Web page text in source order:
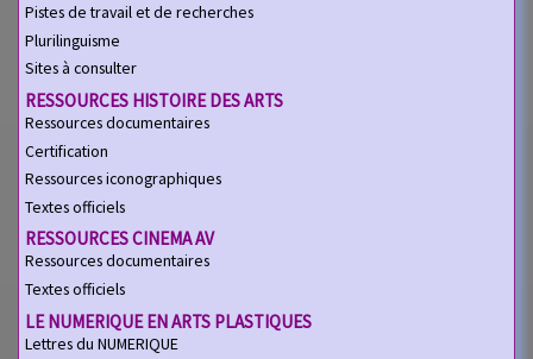
Pistes de travail et de recherches
Plurilinguisme
Sites à consulter
RESSOURCES HISTOIRE DES ARTS
Ressources documentaires
Certification
Ressources iconographiques
Textes officiels
RESSOURCES CINEMA AV
Ressources documentaires
Textes officiels
LE NUMERIQUE EN ARTS PLASTIQUES
Lettres du NUMERIQUE